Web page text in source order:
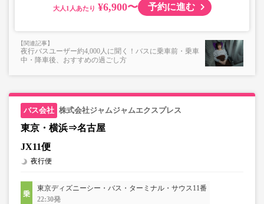
・AM1時～5時の間はシステムメンテナンスの為ご予約が
・在庫の状況はリアルタイムの表示ではございません。
※売り切れの場合でも残数が表示される場合がありま
す。
・一部取り扱いのない停留所がある場合がございます。
大人 ¥6,900〜 予約に進む
夜行バスユーザー約4,000人に聞く！バスに乗車前・乗車
中・降車後、おすすめの過ごし方
株式会社ジャムジャムエクスプレス
東京・横浜⇒名古屋
JX11便
夜行便
東京ディズニーシー・バス・ターミナル・サウス11番
22:30発